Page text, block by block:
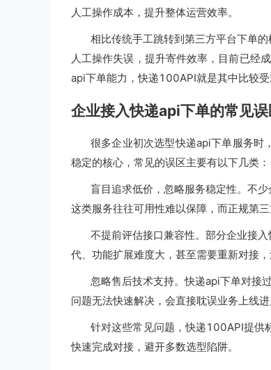
人工操作成本，提升整体运营效率。
相比传统手工跳转到第三方平台下单
人工操作失误，提升寄件效率，目前已经
api下单能力，快递100API就是其中比较受
企业接入快递api下单的常见
很多企业初次选型快递api下单服务时
稳定的核心，常见的误区主要有以下几类：
盲目追求低价，忽略服务稳定性。不
这类服务往往可用性难以保障，而正规第
不提前评估接口兼容性。部分企业接
代、功能扩展难度大，甚至需要重新对接，
忽略售后技术支持。快递api下单对接
问题无法快速解决，会直接耽误业务上线进
针对这些常见问题，快递100API提供
快速完成对接，避开多数选型陷阱。